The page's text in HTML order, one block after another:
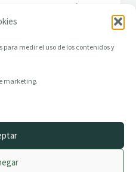
medir el uso de los contenidos y
marketing.
Juan se proclama
· Todos los derechos reservados